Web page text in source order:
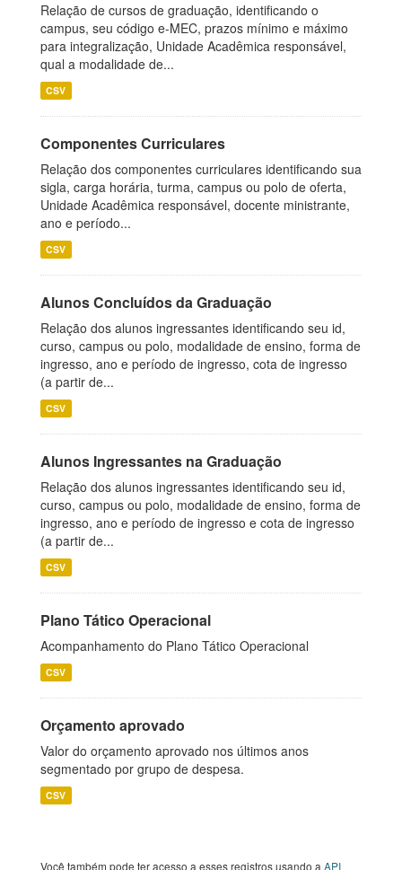
Relação de cursos de graduação, identificando o
campus, seu código e-MEC, prazos mínimo e máximo
para integralização, Unidade Acadêmica responsável,
qual a modalidade de...
CSV
Componentes Curriculares
Relação dos componentes curriculares identificando sua
sigla, carga horária, turma, campus ou polo de oferta,
Unidade Acadêmica responsável, docente ministrante,
ano e período...
CSV
Alunos Concluídos da Graduação
Relação dos alunos ingressantes identificando seu id,
curso, campus ou polo, modalidade de ensino, forma de
ingresso, ano e período de ingresso, cota de ingresso
(a partir de...
CSV
Alunos Ingressantes na Graduação
Relação dos alunos ingressantes identificando seu id,
curso, campus ou polo, modalidade de ensino, forma de
ingresso, ano e período de ingresso e cota de ingresso
(a partir de...
CSV
Plano Tático Operacional
Acompanhamento do Plano Tático Operacional
CSV
Orçamento aprovado
Valor do orçamento aprovado nos últimos anos
segmentado por grupo de despesa.
CSV
Você também pode ter acesso a esses registros usando a API